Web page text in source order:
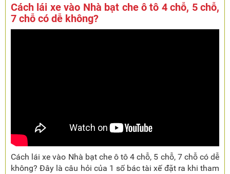
Cách lái xe vào Nhà bạt che ô tô 4 chỗ, 5 chỗ,
7 chỗ có dễ không?
Cách lái xe vào Nhà bạt che ô tô 4 chỗ, 5 chỗ, 7 chỗ có dễ
không? Đây là câu hỏi của 1 số bác tài xế đặt ra khi tham